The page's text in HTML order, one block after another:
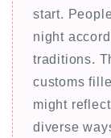
start.
night
traditions.
customs
might
diverse